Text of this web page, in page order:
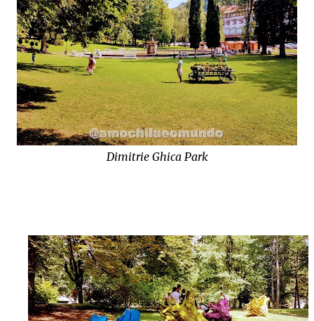
Dimitrie Ghica Park